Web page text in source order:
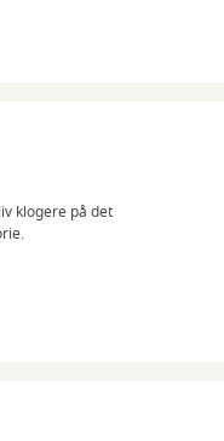
klogere på det